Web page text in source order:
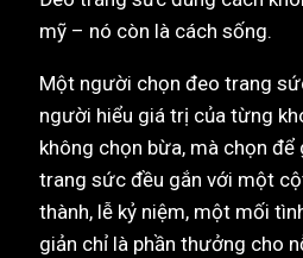
mỹ – nó còn là cách sống.
Một người chọn đeo trang
người hiểu giá trị của từng
không chọn bừa, mà chọn để
trang sức đều gắn với một
thành, lễ kỷ niệm, một mối
giản chỉ là phần thưởng cho